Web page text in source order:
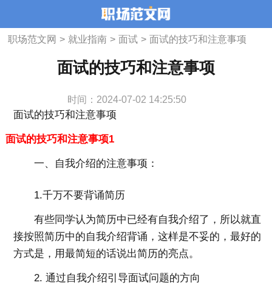
职场范文网 > 就业指南 > 面试 > 面试的技巧和注意事项
面试的技巧和注意事项
时间：2024-07-02 14:25:50
面试的技巧和注意事项
面试的技巧和注意事项1
一、自我介绍的注意事项：
1.千万不要背诵简历
有些同学认为简历中已经有自我介绍了，所以就直
接按照简历中的自我介绍背诵，这样是不妥的，最好的
方式是，用最简短的话说出简历的亮点。
2. 通过自我介绍引导面试问题的方向